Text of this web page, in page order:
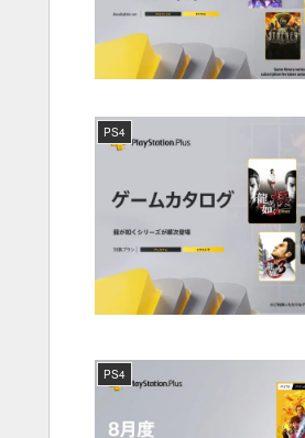
PS4
PS4